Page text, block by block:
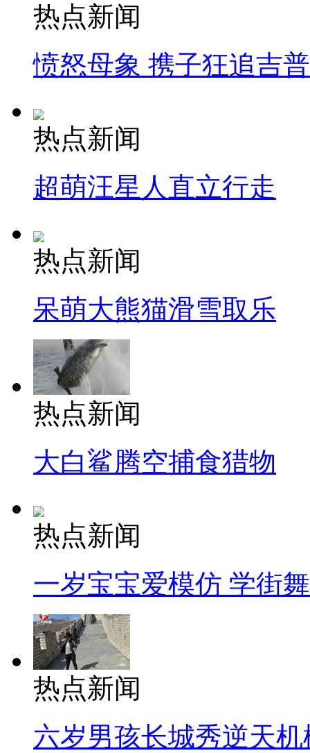
热点新闻
愤怒母象 携子狂追吉
热点新闻
超萌汪星人直立行走
热点新闻
呆萌大熊猫滑雪取乐
热点新闻
大白鲨腾空捕食猎物
热点新闻
一岁宝宝爱模仿 学街
热点新闻
六岁男孩长城秀逆天机